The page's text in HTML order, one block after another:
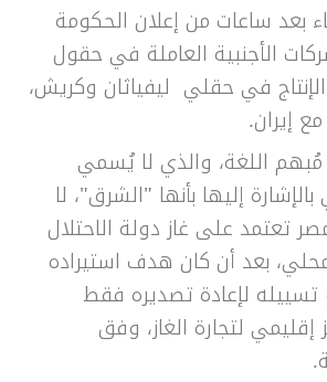
بعد ساعات من إعلان الحكومة
الأجنبية العاملة في حقول
في حقلي ليفياثان وكريش،
إيران.
مُبهم اللغة، والذي لا يُسمي
إليها بأنها "الشرق"، لا
تعتمد على غاز دولة الاحتلال
بعد أن كان هدف استيراده
2020 هو تسييله لإعادة تصديره فقط
لتجارة الغاز، وفق